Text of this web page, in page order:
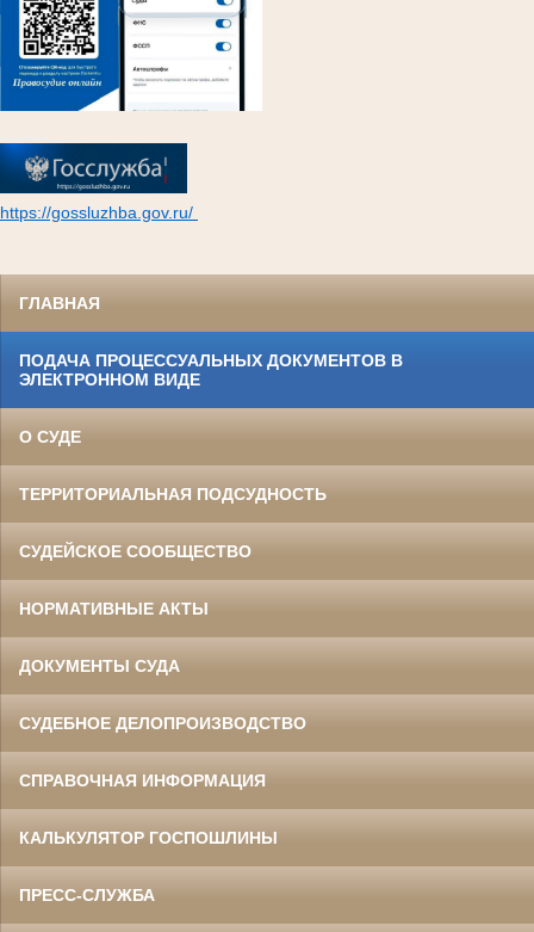
https://gossluzhba.gov.ru/
ГЛАВНАЯ
ПОДАЧА ПРОЦЕССУАЛЬНЫХ ДОКУМЕНТОВ В
ЭЛЕКТРОННОМ ВИДЕ
О СУДЕ
ТЕРРИТОРИАЛЬНАЯ ПОДСУДНОСТЬ
СУДЕЙСКОЕ СООБЩЕСТВО
НОРМАТИВНЫЕ АКТЫ
ДОКУМЕНТЫ СУДА
СУДЕБНОЕ ДЕЛОПРОИЗВОДСТВО
СПРАВОЧНАЯ ИНФОРМАЦИЯ
КАЛЬКУЛЯТОР ГОСПОШЛИНЫ
ПРЕСС-СЛУЖБА